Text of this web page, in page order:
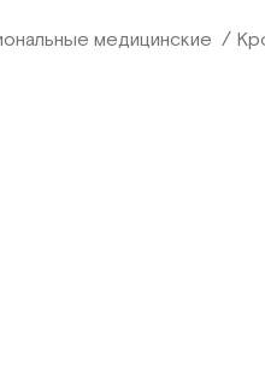
медицинские